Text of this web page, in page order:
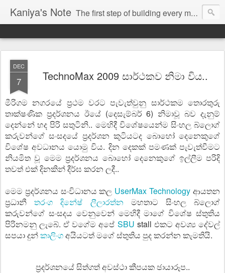
Kaniya's Note The first step of building every masterpiece is Imagination
DEC
7 TechnoMax 2009 සාර්ථකව නිමා විය..
මීරිගම නගරයේ ප්‍රථම වරට පැවැත්වුනු ‍සාර්ථකම තොරතුරු
තාක්ෂණික ප්‍රදර්ශනය ඊයේ (දෙසැම්බර් 6) නිමාවූ බව දැනුම්
දෙන්නේ හද පිරි සතුටිනි.. මෙහිදී විශේෂයෙන්ම සිංහල බ්ලොග්
කරුවන්ගේ සංසදයේ ප්‍රදර්ශන කුටියටද බොහෝ දෙනෙකුගේ
වි‍ශේෂ අවධානය යොමු විය. දින දෙකක් පමණක් පැවැත්වීමට
නියමිත වූ මෙම ප්‍රදර්ශනය බොහෝ දෙනෙකුගේ ඉල්ලීම පරිදි
තවත් එක් දිනකින් දීර්ඝ කරන ලදී..
මෙම ප්‍රදර්ශනය සංවිධානය කල UserMax Technology ආයතන
ප්‍රධානීතරංග දිනේෂ් ලීලාරත්න මහතාට සිංහල බ්ලොග්
කරුවන්ගේ සංසදය වෙනුවෙන් මෙහිදී මාගේ විශේෂ ස්තුතිය
පිරිනමනු ලැබේ. ඒ වගේම අපේ SBU stall එකට අවශ්‍ය දේවල්
සපයා දුන්කාලිංගඅයියටත් මගේ ස්තුතිය පුද කරන්න කැමතියි.
ප්‍රදර්ශනයේ සිත්ගත් අවස්ථා කීපයක ඡායාරූප..